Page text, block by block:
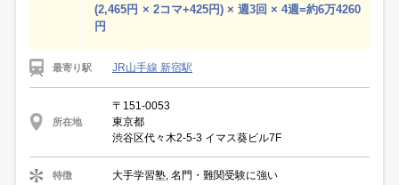
(2,465円 × 2コマ+425円) × 週3回 × 4週=約6万4260
円
最寄り駅 JR山手線 新宿駅
所在地
〒151-0053
東京都
渋谷区代々木2-5-3 イマス葵ビル7F
特徴 大手学習塾, 名門・難関受験に強い